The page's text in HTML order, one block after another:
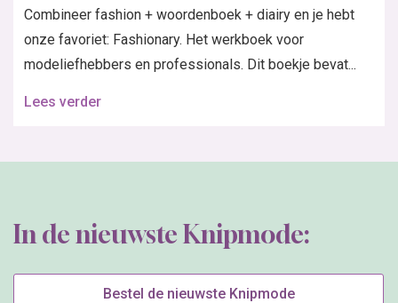
Combineer fashion + woordenboek + diairy en je hebt
onze favoriet: Fashionary. Het werkboek voor
modeliefhebbers en professionals. Dit boekje bevat...
Lees verder
In de nieuwste Knipmode:
Bestel de nieuwste Knipmode